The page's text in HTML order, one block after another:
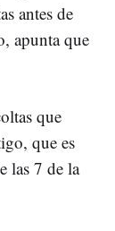
antes de
apunta que
que
que es
las 7 de la